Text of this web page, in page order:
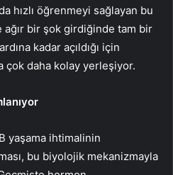
hızlı öğrenmeyi sağlayan bu
bir şok girdiğinde tam bir
kadar açıldığı için
çok daha kolay yerleşiyor.
yaşama ihtimalinin
bu biyolojik mekanizmayla